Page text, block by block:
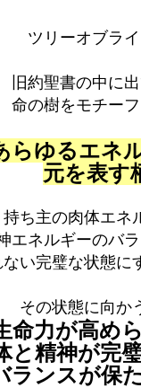
ツリーオブラ
旧約聖書の中に
命の樹をモチーフ
らゆるエネ
元を表す
持ち主の肉体エネ
エネルギーのバ
い完璧な状態に
その状態に向か
命力が高め
と精神が完
ランスが保